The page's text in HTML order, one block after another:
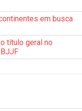
em busca
título geral no